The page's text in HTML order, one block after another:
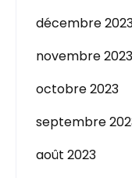
décembre
novembre 2023
octobre 2023
septembre
août 2023